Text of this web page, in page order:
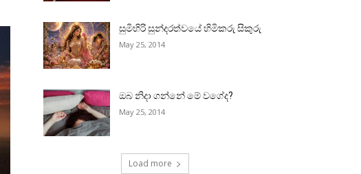
සුමිහිරි සුන්දරත්වයේ හිමිකරු සිකුරු
May 25, 2014
ඔබ නිදා ගන්නේ මේ වගේද?
May 25, 2014
Load more